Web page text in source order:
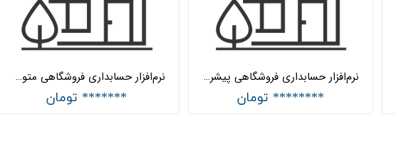
نرم‌افزار حسابداری فروشگاهی متوسط هلو APEX کد (12)
******* تومان
نرم‌افزار حسابداری فروشگاهی پیشرفته هلو APEX کد (13)
******** تومان